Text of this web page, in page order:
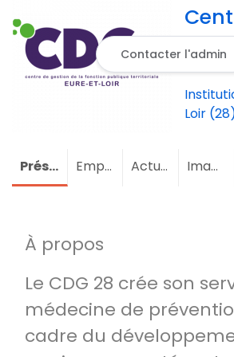
Contacter l'admin
Loir
Présentation Emploi Actualités Images
À propos
Le CDG 28 crée son
médecine de
cadre du